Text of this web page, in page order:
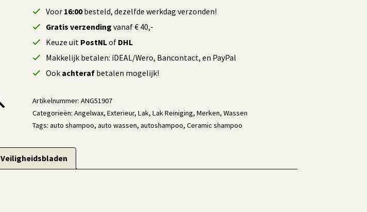
ml
aantal
Voor 16:00besteld, dezelfde werkdag verzonden!
Gratis verzending vanaf € 40,-
Keuze uit PostNLof DHL
Makkelijk betalen: iDEAL/Wero, Bancontact, en PayPal
Ook achterafbetalen mogelijk!
Artikelnummer: ANG51907
Categorieën: Angelwax, Exterieur, Lak, Lak Reiniging, Merken, Wassen
Tags: auto shampoo, auto wassen, autoshampoo, Ceramic shampoo
Veiligheidsbladen